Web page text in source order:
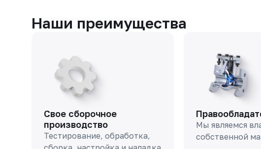
Наши преимущества
Свое сборочное
производство
Тестирование, обработка,
Мы являемся
собственной